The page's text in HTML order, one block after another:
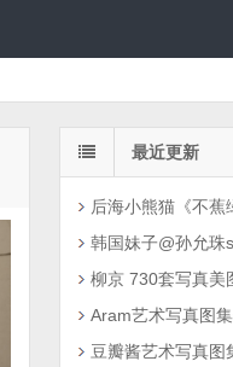
最近更新
后海小熊猫《不蕉
韩国妹子@孙允珠
柳京 730套写真美